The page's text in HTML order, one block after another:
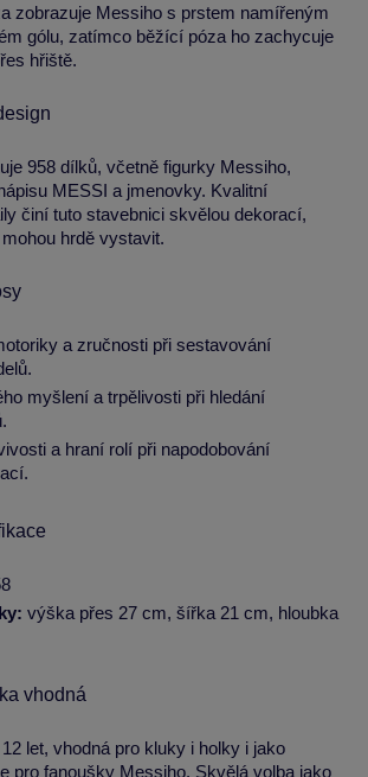
zobrazuje Messiho s prstem namířeným
gólu, zatímco běžící póza ho zachycuje
hřiště.
958 dílků, včetně figurky Messiho,
MESSI a jmenovky. Kvalitní
činí tuto stavebnici skvělou dekorací,
hrdě vystavit.
a zručnosti při sestavování
myšlení a trpělivosti při hledání
a hraní rolí při napodobování
výška přes 27 cm, šířka 21 cm, hloubka
vhodná
let, vhodná pro kluky i holky i jako
pro fanoušky Messiho. Skvělá volba jako